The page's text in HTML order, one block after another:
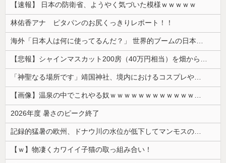
【速報】 日本の防衛省、ようやく気づいた模様ｗｗｗｗｗ
林佑香アナ ピタパンのお尻くっきりレポート！！
海外「日本人は何に使ってるんだ？」 世界的ブームの日本の食品、買ってみたものの使い道が分からない外国人が続出
【悲報】シャインマスカット200房（40万円相当）を畑から盗んだ男を逮捕 ネットで販売していた模様
「神聖なる場所です」靖国神社、境内におけるコスプレや軍装の禁止を発表
【画像】温泉の中でこれやる奴ｗｗｗｗｗｗｗｗｗｗｗｗｗｗｗｗ
2026年度 暑さのピーク終了
記録的猛暑の欧州、ドナウ川の水位が低下してマンモスの骨や沈没したドイツ軍の戦艦が出現
【ｗ】物凄くカワイイ子猫の取っ組み合い！